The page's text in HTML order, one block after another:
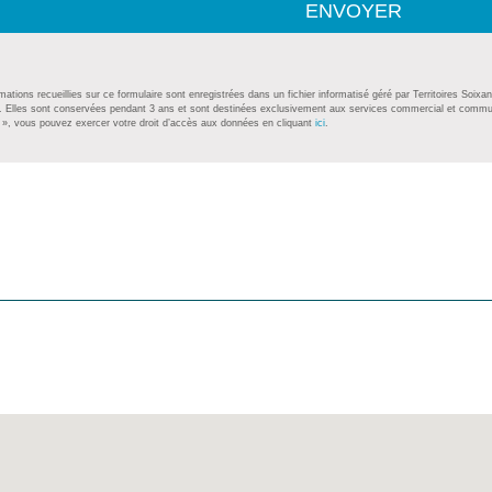
ENVOYER
recueillies sur ce formulaire sont enregistrées dans un fichier informatisé géré par Territoires
Elles sont conservées pendant 3 ans et sont destinées exclusivement aux services commercial et
vous pouvez exercer votre droit d’accès aux données en cliquant ici